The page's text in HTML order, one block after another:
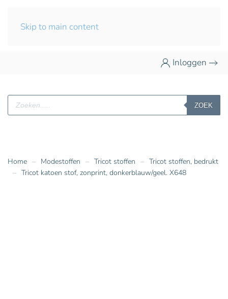
Skip to main content
Inloggen
Producten
zoeken
ZOEK
Home Modestoffen Tricot stoffen
Tricot stoffen, bedrukt
Tricot katoen stof, zonprint, donkerblauw/geel. X648